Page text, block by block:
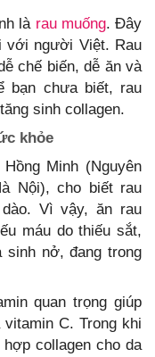
là rau muống. Đây
với người Việt. Rau
chế biến, dễ ăn và
bạn chưa biết, rau
sinh collagen.
khỏe
Minh (Nguyên
Nội), cho biết rau
Vì vậy, ăn rau
máu do thiếu sắt,
nở, đang trong
quan trọng giúp
C. Trong khi
collagen cho da